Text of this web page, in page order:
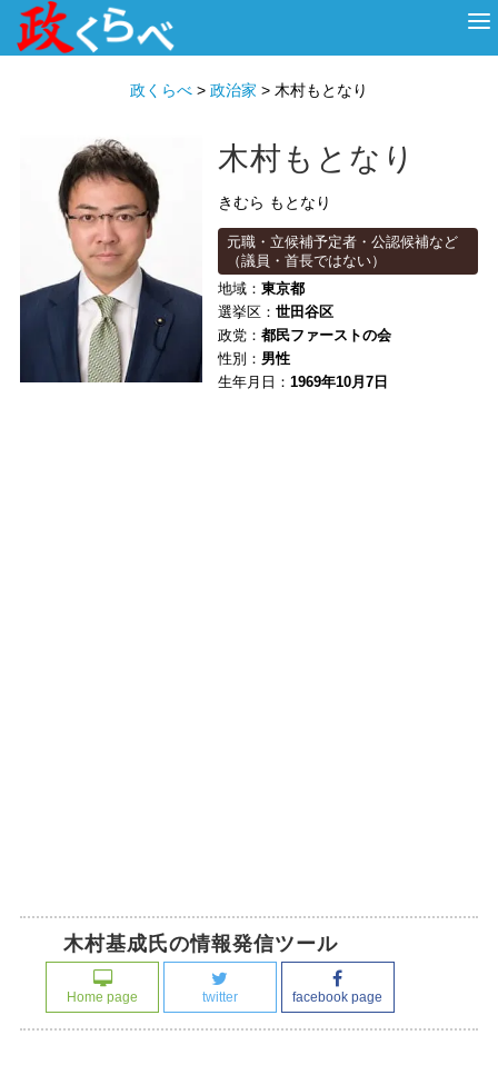
政くらべ > 政治家 > 木村もとなり
木村もとなり
きむら もとなり
元職・立候補予定者・公認候補など
（議員・首長ではない）
地域： 東京都
選挙区： 世田谷区
政党： 都民ファーストの会
性別： 男性
生年月日： 1969年10月7日
木村基成氏の情報発信ツール
Home page twitter facebook page